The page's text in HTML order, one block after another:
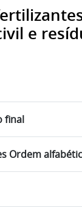
e
final
Ordem